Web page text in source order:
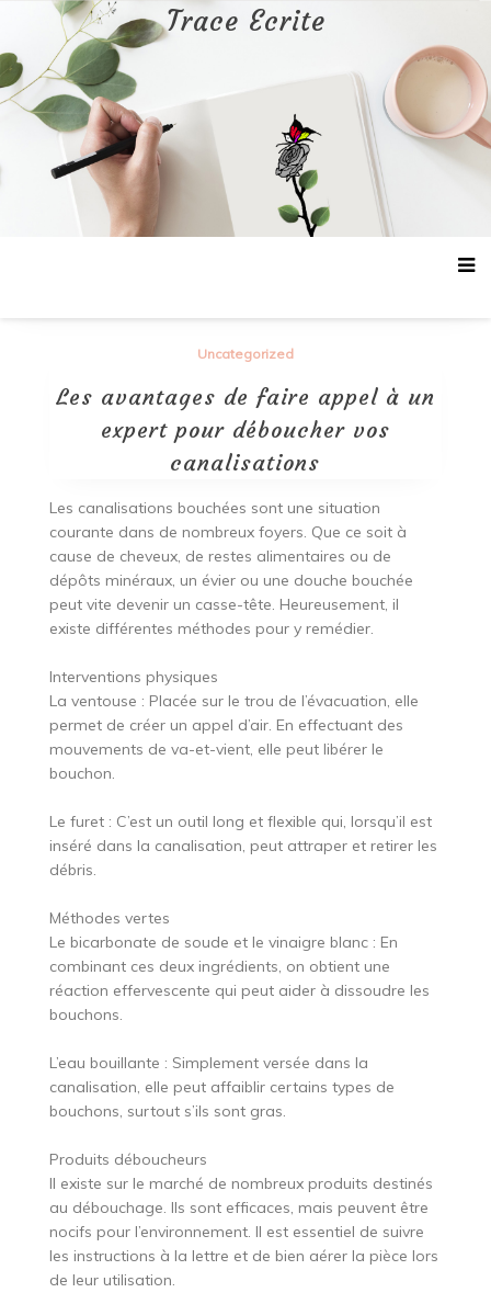
contenu
Trace Ecrite
Uncategorized
Les avantages de faire appel à un
expert pour déboucher vos
canalisations
Les canalisations bouchées sont une situation
courante dans de nombreux foyers. Que ce soit à
cause de cheveux, de restes alimentaires ou de
dépôts minéraux, un évier ou une douche bouchée
peut vite devenir un casse-tête. Heureusement, il
existe différentes méthodes pour y remédier.
Interventions physiques
La ventouse : Placée sur le trou de l’évacuation, elle
permet de créer un appel d’air. En effectuant des
mouvements de va-et-vient, elle peut libérer le
bouchon.
Le furet : C’est un outil long et flexible qui, lorsqu’il est
inséré dans la canalisation, peut attraper et retirer les
débris.
Méthodes vertes
Le bicarbonate de soude et le vinaigre blanc : En
combinant ces deux ingrédients, on obtient une
réaction effervescente qui peut aider à dissoudre les
bouchons.
L’eau bouillante : Simplement versée dans la
canalisation, elle peut affaiblir certains types de
bouchons, surtout s’ils sont gras.
Produits déboucheurs
Il existe sur le marché de nombreux produits destinés
au débouchage. Ils sont efficaces, mais peuvent être
nocifs pour l’environnement. Il est essentiel de suivre
les instructions à la lettre et de bien aérer la pièce lors
de leur utilisation.